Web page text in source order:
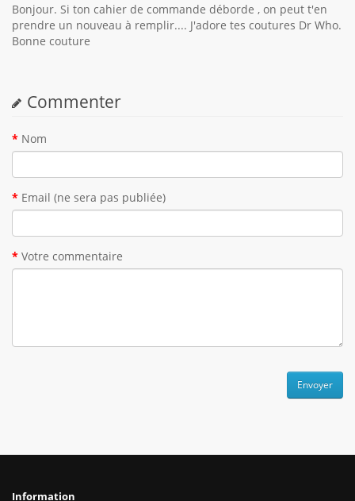
Bonjour. Si ton cahier de commande déborde , on peut t'en
prendre un nouveau à remplir.... J'adore tes coutures Dr Who.
Bonne couture
Commenter
Nom
Email (ne sera pas publiée)
Votre commentaire
Envoyer
Information